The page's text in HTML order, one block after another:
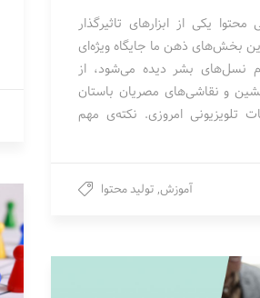
محتوا یکی از ابزارهای تاثیرگذار
بخش‌های ذهن ما جایگاه ویژه‌ای
نسل‌های بشر دیده می‌شود، از
و نقاشی‌های مصریان باستان
تلویزیونی امروزی. نکته‌ی مهم
آموزش, تولید محتوا